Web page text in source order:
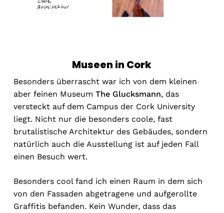
Museen in Cork
Besonders überrascht war ich von dem kleinen
aber feinen Museum The Glucksmann, das
versteckt auf dem Campus der Cork University
liegt. Nicht nur die besonders coole, fast
brutalistische Architektur des Gebäudes, sondern
natürlich auch die Ausstellung ist auf jeden Fall
einen Besuch wert.
Besonders cool fand ich einen Raum in dem sich
von den Fassaden abgetragene und aufgerollte
Graffitis befanden. Kein Wunder, dass das